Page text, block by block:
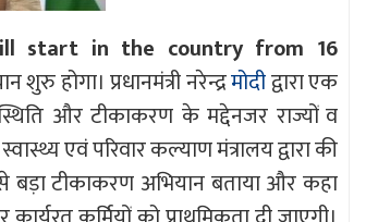
start in the country from 16
होगा। प्रधानमंत्री नरेन्द्रमोदीद्वारा एक
और टीकाकरण के मद्देनजर राज्यों व
एवं परिवार कल्याण मंत्रालय द्वारा की
बड़ा टीकाकरण अभियान बताया और कहा